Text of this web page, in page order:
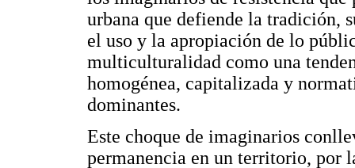
urbana que defiende la tradición,
el uso y la apropiación de lo
multiculturalidad como una
homogénea, capitalizada y
dominantes.
Este choque de imaginarios
permanencia en un territorio, por